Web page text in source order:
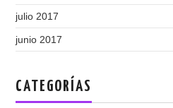
julio 2017
junio 2017
CATEGORÍAS